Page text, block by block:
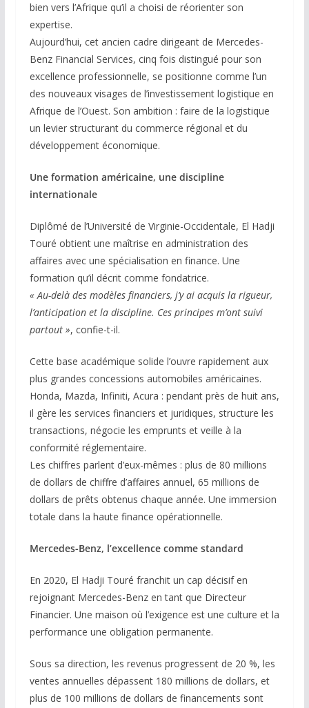
bien vers l’Afrique qu’il a choisi de réorienter son
expertise.
Aujourd’hui, cet ancien cadre dirigeant de Mercedes-
Benz Financial Services, cinq fois distingué pour son
excellence professionnelle, se positionne comme l’un
des nouveaux visages de l’investissement logistique en
Afrique de l’Ouest. Son ambition : faire de la logistique
un levier structurant du commerce régional et du
développement économique.
Une formation américaine, une discipline
internationale
Diplômé de l’Université de Virginie-Occidentale, El Hadji
Touré obtient une maîtrise en administration des
affaires avec une spécialisation en finance. Une
formation qu’il décrit comme fondatrice.
« Au-delà des modèles financiers, j’y ai acquis la rigueur,
l’anticipation et la discipline. Ces principes m’ont suivi
partout », confie-t-il.
Cette base académique solide l’ouvre rapidement aux
plus grandes concessions automobiles américaines.
Honda, Mazda, Infiniti, Acura : pendant près de huit ans,
il gère les services financiers et juridiques, structure les
transactions, négocie les emprunts et veille à la
conformité réglementaire.
Les chiffres parlent d’eux-mêmes : plus de 80 millions
de dollars de chiffre d’affaires annuel, 65 millions de
dollars de prêts obtenus chaque année. Une immersion
totale dans la haute finance opérationnelle.
Mercedes-Benz, l’excellence comme standard
En 2020, El Hadji Touré franchit un cap décisif en
rejoignant Mercedes-Benz en tant que Directeur
Financier. Une maison où l’exigence est une culture et la
performance une obligation permanente.
Sous sa direction, les revenus progressent de 20 %, les
ventes annuelles dépassent 180 millions de dollars, et
plus de 100 millions de dollars de financements sont